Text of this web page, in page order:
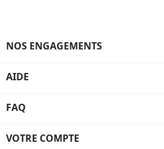
NOS ENGAGEMENTS
AIDE
FAQ
VOTRE COMPTE